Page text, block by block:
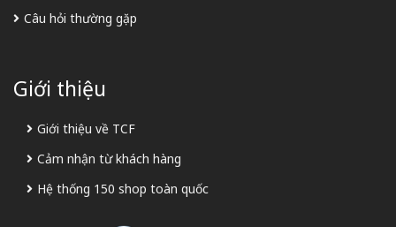
Câu hỏi thường gặp
Giới thiệu
Giới thiệu về TCF
Cảm nhận từ khách hàng
Hệ thống 150 shop toàn quốc